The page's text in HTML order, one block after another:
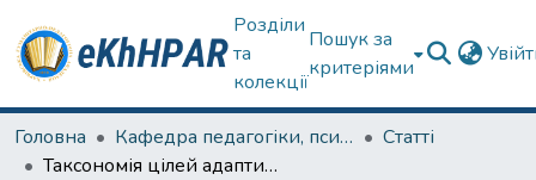
Розділи
та
колекції
Пошук за
критеріями
Головна Кафедра педагогіки, психології, початкової освіти та освітнього менеджменту
Статті
Таксономія цілей адаптивного управління розвитком кафедр вищого навчального закладу